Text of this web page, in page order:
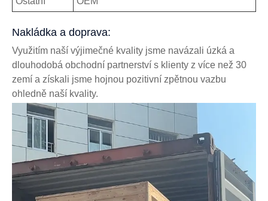
Nakládka a doprava:
Využitím naší výjimečné kvality jsme navázali úzká a
dlouhodobá obchodní partnerství s klienty z více než 30
zemí a získali jsme hojnou pozitivní zpětnou vazbu
ohledně naší kvality.